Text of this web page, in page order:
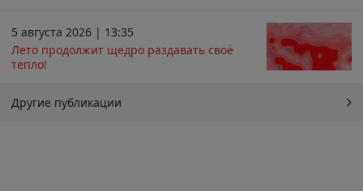
5 августа 2026 | 13:35
Лето продолжит щедро раздавать своё
тепло!
Другие публикации